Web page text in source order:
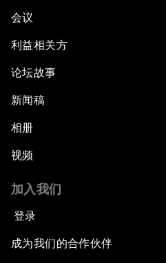
会议
利益相关方
论坛故事
新闻稿
相册
视频
加入我们
登录
成为我们的合作伙伴